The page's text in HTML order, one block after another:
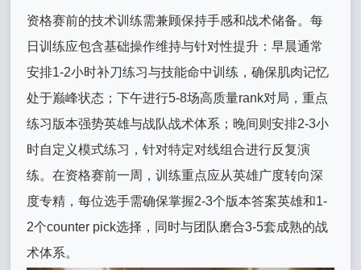
资格赛前的技术训练需兼顾保持手感和战术储备。每
日训练应包含基础操作维持与针对性提升：早晨通常
安排1-2小时补刀练习与技能命中训练，确保肌肉记忆
处于巅峰状态；下午进行5-8场高质量rank对局，重点
练习版本强势英雄与战队战术体系；晚间则安排2-3小
时自定义模式练习，针对特定对线组合进行反复演
练。在资格赛前一周，训练重点应从英雄广度转向深
度专精，每位选手需确保掌握2-3个版本答案英雄和1-
2个counter pick选择，同时与团队磨合3-5套成熟的战
术体系。